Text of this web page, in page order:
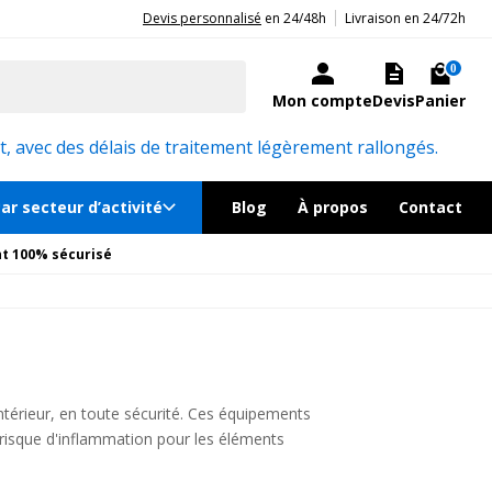
20ans d'expérience aux côtés des professionnels et acteurs publics.
Devis personnalisé en 24/48h Livraison en 24/72h
Mon compteDevisPanier
0
des délais de traitement légèrement rallongés.
secteur d’activité Blog À propos Contact
100% sécurisé
en toute sécurité. Ces équipements
d'inflammation pour les éléments
spectacles de magicien,